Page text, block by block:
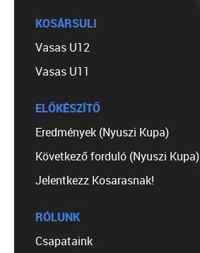
KOSÁRSULI
Vasas U12
Vasas U11
ELŐKÉSZÍTŐ
Eredmények (Nyuszi Kupa)
Következő forduló (Nyuszi Kupa)
Jelentkezz Kosarasnak!
RÓLUNK
Csapataink